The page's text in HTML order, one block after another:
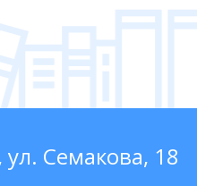
Семакова, 18